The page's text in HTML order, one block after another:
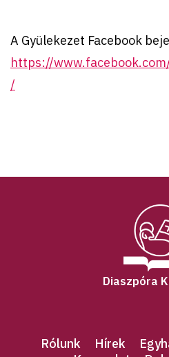
A Gyülekezet Facebook
https://
/
Diaszpóra
Rólunk Hírek